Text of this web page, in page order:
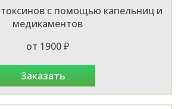
с помощью капельниц и
медикаментов
от 1900 ₽
заказать